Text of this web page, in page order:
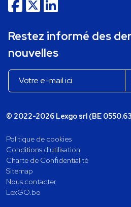
Restez informé des
nouvelles
© 2022-2026 Lexgo srl (BE
Politique de cookies
Conditions d'utilisation
Charte de Confidentialité
Sitemap
Nous contacter
LexGO.be